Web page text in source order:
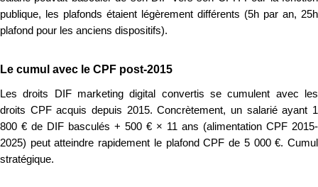
publique, les plafonds étaient légèrement différents (5h par an, 25h
plafond pour les anciens dispositifs).
Le cumul avec le CPF post-2015
Les droits DIF marketing digital convertis se cumulent avec les
droits CPF acquis depuis 2015. Concrètement, un salarié ayant 1
800 € de DIF basculés + 500 € × 11 ans (alimentation CPF 2015-
2025) peut atteindre rapidement le plafond CPF de 5 000 €. Cumul
stratégique.